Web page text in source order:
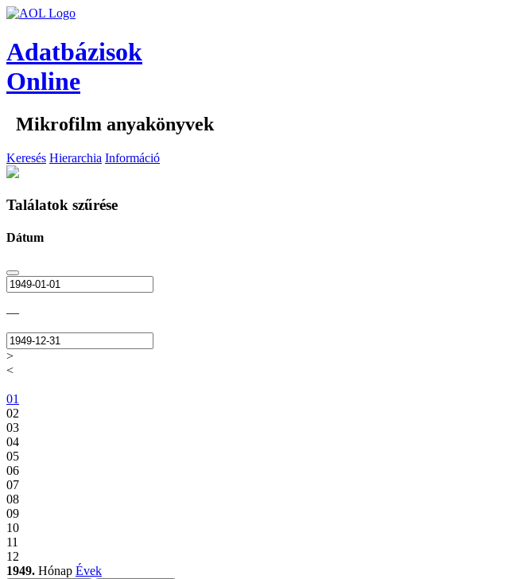
Adatbázisok
Online
Mikrofilm anyakönyvek
Keresés Hierarchia Információ
Találatok szűrése
Dátum
—
>
<
01
02
03
04
05
06
07
08
09
10
11
12
1949. Hónap Évek